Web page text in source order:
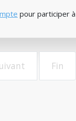
pour participer
Fin